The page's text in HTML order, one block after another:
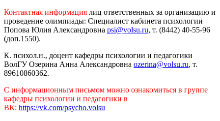
Контактная информация лиц ответственных за организацию и
проведение олимпиады: Специалист кабинета психологии
Попова Юлия Александровна psi@volsu.ru, т. (8442) 40-55-96
(доп.1550).
К. психол.н., доцент кафедры психологии и педагогики
ВолГУ Озерина Анна Александровна ozerina@volsu.ru, т.
89610860362.
С информационным письмом можно ознакомиться в группе
кафедры психологии и педагогики в
ВК: https://vk.com/psycho.volsu